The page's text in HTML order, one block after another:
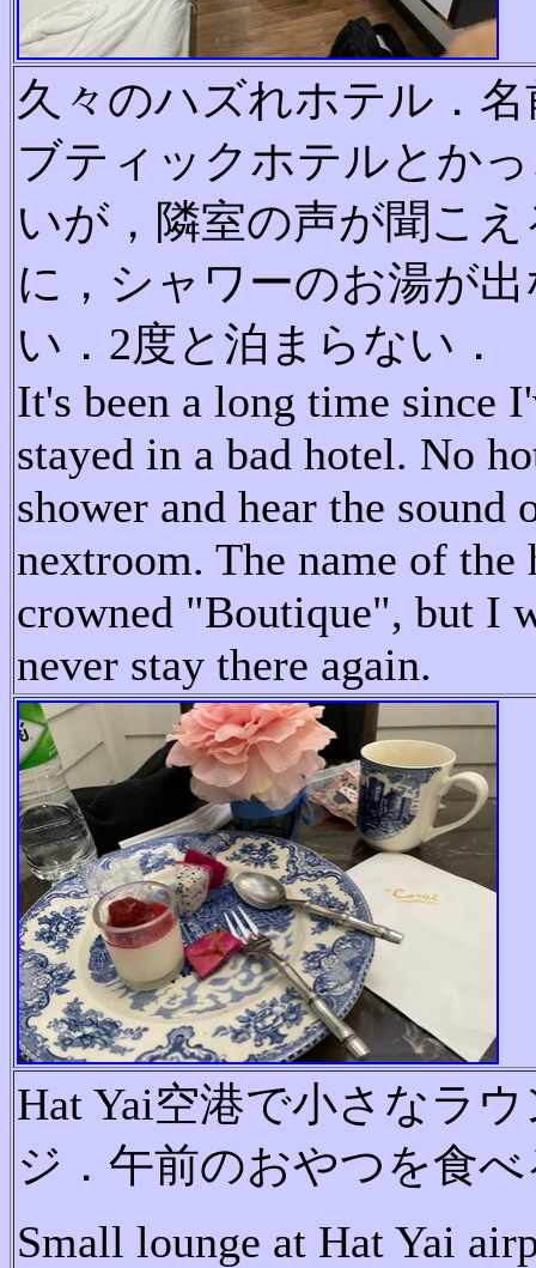
久々のハズれホテル．
ブティックホテルとか
いが，隣室の声が聞こえ
に，シャワーのお湯が出
い．2度と泊まらない．
It's been a long time since
stayed in a bad hotel. No
shower and hear the sound
nextroom. The name of the
crowned "Boutique", but I
never stay there again.
Hat Yai空港で小さなラウ
ジ．午前のおやつを食
Small lounge at Hat Yai